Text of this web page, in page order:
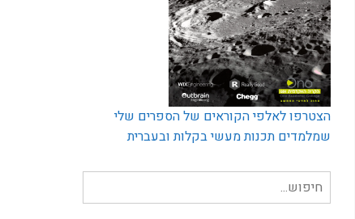
הצטרפו לאלפי הקוראים של הספרים שלי
שמלמדים תכנות מעשי בקלות ובעברית
חיפוש
עבור: